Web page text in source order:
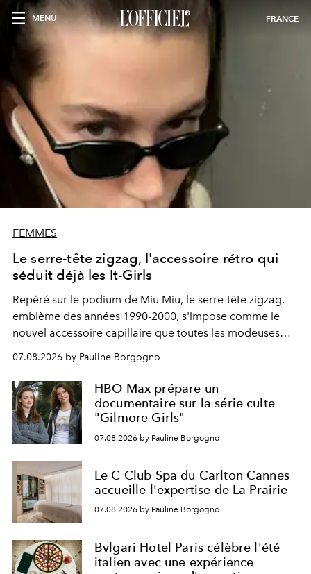
MENU FRANCE
FEMMES
Le serre-tête zigzag, l'accessoire rétro qui
séduit déjà les It-Girls
Repéré sur le podium de Miu Miu, le serre-tête zigzag,
emblème des années 1990-2000, s'impose comme le
nouvel accessoire capillaire que toutes les modeuses
s'arrachent déjà.
07.08.2026 by Pauline Borgogno
HBO Max prépare un
documentaire sur la série culte
"Gilmore Girls"
07.08.2026 by Pauline Borgogno
Le C Club Spa du Carlton Cannes
accueille l'expertise de La Prairie
07.08.2026 by Pauline Borgogno
Bvlgari Hotel Paris célèbre l'été
italien avec une expérience